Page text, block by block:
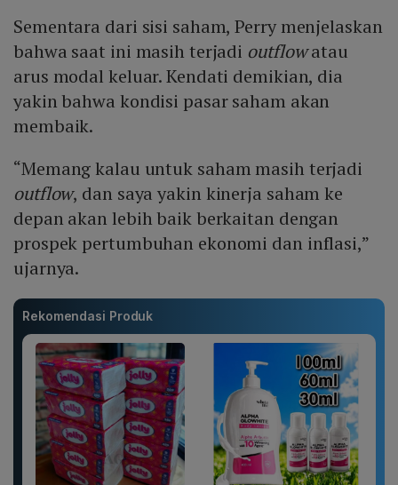
Sementara dari sisi saham, Perry menjelaskan
bahwa saat ini masih terjadi outflowatau
arus modal keluar. Kendati demikian, dia
yakin bahwa kondisi pasar saham akan
membaik.
“Memang kalau untuk saham masih terjadi
outflow, dan saya yakin kinerja saham ke
depan akan lebih baik berkaitan dengan
prospek pertumbuhan ekonomi dan inflasi,”
ujarnya.
Rekomendasi Produk